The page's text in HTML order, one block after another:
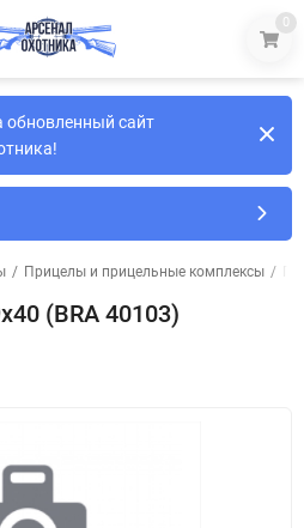
0
сайт
/ Прицелы и прицельные комплексы /
(BRA 40103)